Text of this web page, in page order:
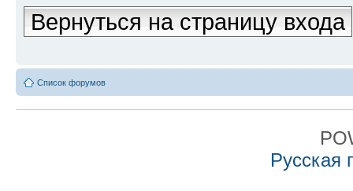
Вернуться на страницу входа
Список форумов
Русская